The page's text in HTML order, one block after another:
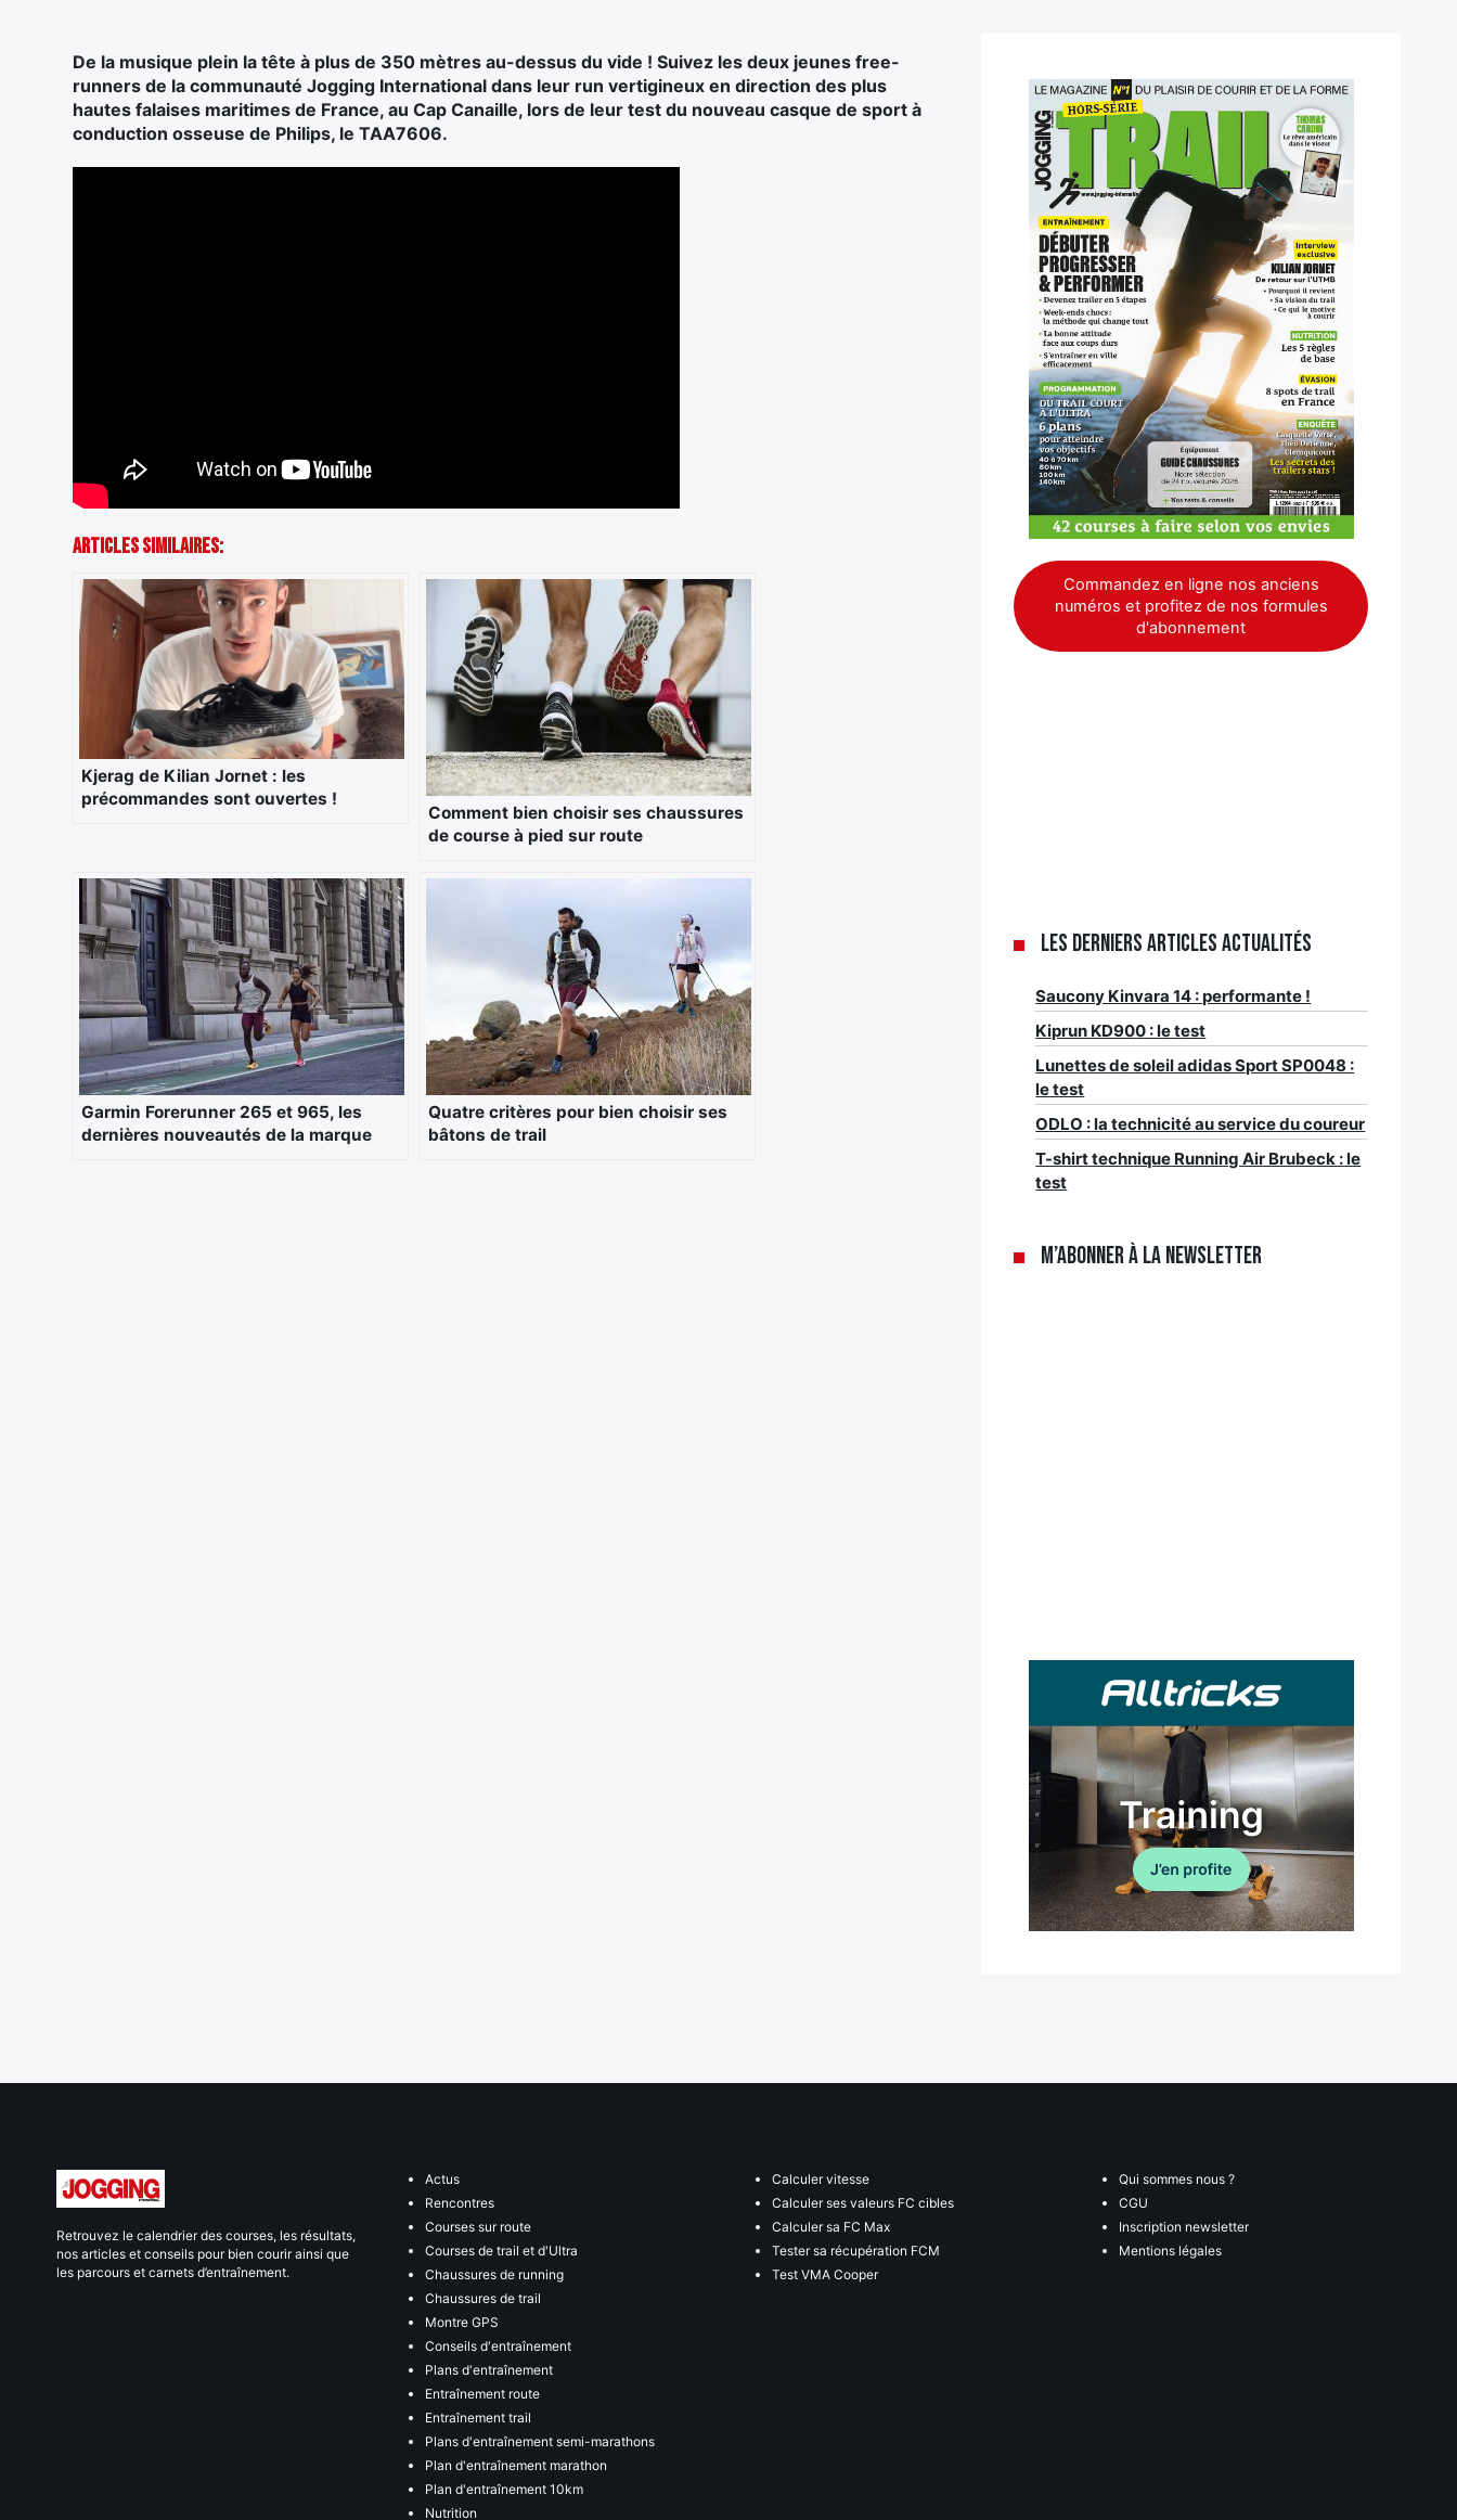
De la musique plein la tête à plus de 350 mètres au-dessus du vide ! Suivez les deux jeunes free-
runners de la communauté Jogging International dans leur run vertigineux en direction des plus
hautes falaises maritimes de France, au Cap Canaille, lors de leur test du nouveau casque de sport à
conduction osseuse de Philips, le TAA7606.
Articles Similaires:
Kjerag de Kilian Jornet : les
précommandes sont ouvertes !
Comment bien choisir ses chaussures
de course à pied sur route
Garmin Forerunner 265 et 965, les
dernières nouveautés de la marque
Quatre critères pour bien choisir ses
bâtons de trail
Commandez en ligne nos anciens
numéros et profitez de nos formules
d'abonnement
Les derniers articles Actualités
Saucony Kinvara 14 : performante !
Kiprun KD900 : le test
Lunettes de soleil adidas Sport SP0048 :
le test
ODLO : la technicité au service du coureur
T-shirt technique Running Air Brubeck : le
test
M’abonner à la newsletter
Retrouvez le calendrier des courses, les résultats,
nos articles et conseils pour bien courir ainsi que
les parcours et carnets d’entraînement.
Actus
Rencontres
Courses sur route
Courses de trail et d'Ultra
Chaussures de running
Chaussures de trail
Montre GPS
Conseils d'entraînement
Plans d'entraînement
Entraînement route
Entraînement trail
Plans d'entraînement semi-marathons
Plan d'entraînement marathon
Plan d'entraînement 10km
Nutrition
Calculer vitesse
Calculer ses valeurs FC cibles
Calculer sa FC Max
Tester sa récupération FCM
Test VMA Cooper
Qui sommes nous ?
CGU
Inscription newsletter
Mentions légales